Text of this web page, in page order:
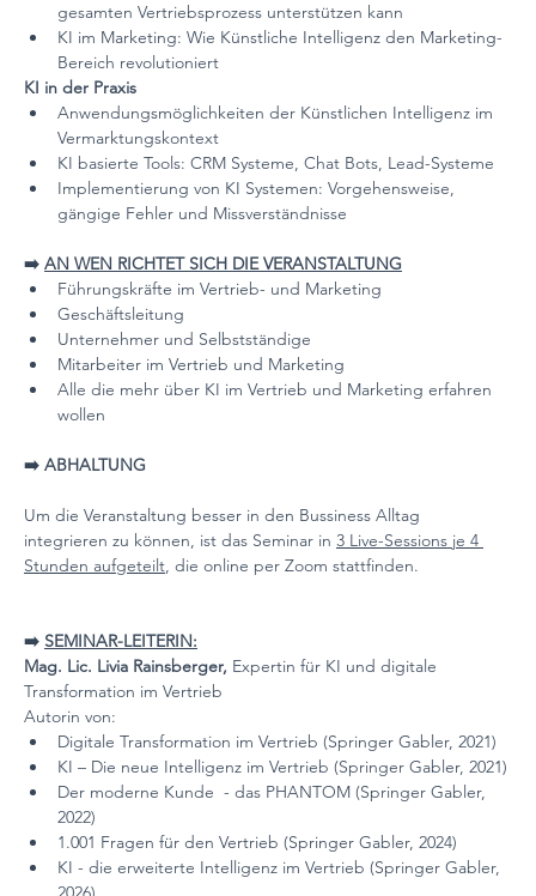
gesamten Vertriebsprozess unterstützen kann
KI im Marketing: Wie Künstliche Intelligenz den Marketing-
Bereich revolutioniert
KI in der Praxis
Anwendungsmöglichkeiten der Künstlichen Intelligenz im
Vermarktungskontext
KI basierte Tools: CRM Systeme, Chat Bots, Lead-Systeme
Implementierung von KI Systemen: Vorgehensweise,
gängige Fehler und Missverständnisse
➡️ AN WEN RICHTET SICH DIE VERANSTALTUNG
Führungskräfte im Vertrieb- und Marketing
Geschäftsleitung
Unternehmer und Selbstständige
Mitarbeiter im Vertrieb und Marketing
Alle die mehr über KI im Vertrieb und Marketing erfahren
wollen
➡️ ABHALTUNG
Um die Veranstaltung besser in den Bussiness Alltag
integrieren zu können, ist das Seminar in 3 Live-Sessions je 4
Stunden aufgeteilt, die online per Zoom stattfinden.
➡️ SEMINAR-LEITERIN:
Mag. Lic. Livia Rainsberger, Expertin für KI und digitale
Transformation im Vertrieb
Autorin von:
Digitale Transformation im Vertrieb (Springer Gabler, 2021)
KI – Die neue Intelligenz im Vertrieb (Springer Gabler, 2021)
Der moderne Kunde  - das PHANTOM (Springer Gabler,
2022)
1.001 Fragen für den Vertrieb (Springer Gabler, 2024)
KI - die erweiterte Intelligenz im Vertrieb (Springer Gabler,